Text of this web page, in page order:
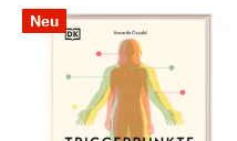
Neu